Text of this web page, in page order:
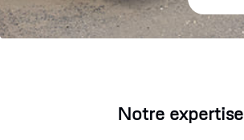
Notre expertise